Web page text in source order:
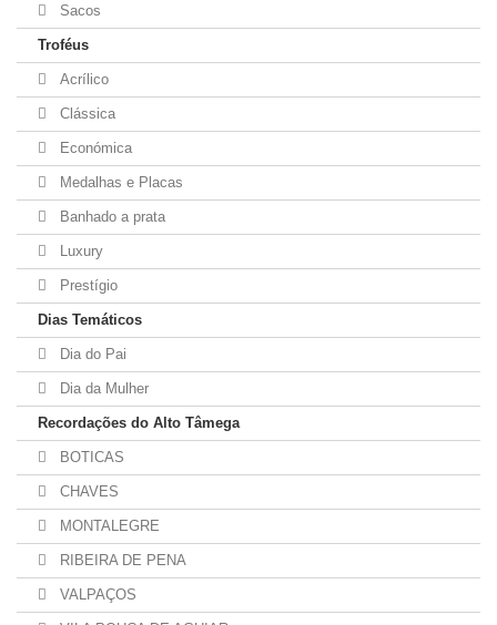
Sacos
Troféus
Acrílico
Clássica
Económica
Medalhas e Placas
Banhado a prata
Luxury
Prestígio
Dias Temáticos
Dia do Pai
Dia da Mulher
Recordações do Alto Tâmega
BOTICAS
CHAVES
MONTALEGRE
RIBEIRA DE PENA
VALPAÇOS